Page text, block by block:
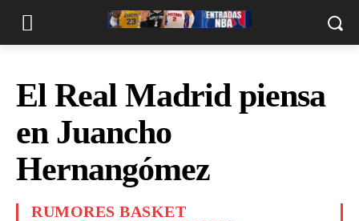
El Real Madrid piensa
en Juancho
Hernangómez
RUMORES BASKET